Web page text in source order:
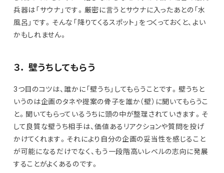
兵器は「サウナ」です。厳密に言うとサウナに入ったあとの「水
風呂」です。そんな「降りてくるスポット」をつくっておくと、よい
かもしれません。
３． 壁うちしてもらう
3つ目のコツは、誰かに「壁うち」してもらうことです。壁うちと
いうのは企画のタネや提案の骨子を誰か（壁）に聞いてもらうこ
と。聞いてもらっているうちに頭の中が整理されていきます。そ
して良質な壁うち相手は、価値あるリアクションや質問を投げ
かけてくれます。それにより自分の企画の妥当性を感じること
が可能になるだけでなく、もう一段階高いレベルの志向に発展
することがよくあるのです。